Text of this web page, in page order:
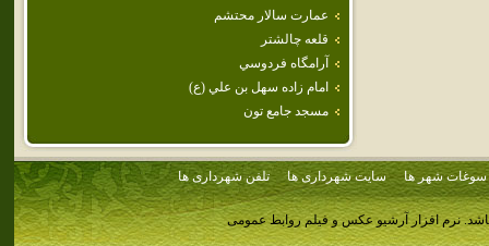
عمارت‌ سالار محتشم‌
قلعه‌ چالشتر
آرامگاه فردوسي
امام‌ زاده‌ سهل‌ بن‌ علي‌ (ع‌)
مسجد جامع تون
سوغات شهر ها سایت شهرداری ها تلفن شهرداری ها
نرم افزار آرشیو عکس و فیلم روابط عمومی